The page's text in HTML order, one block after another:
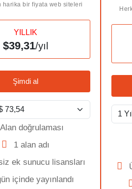
harika bir fiyata web siteleri
YILLIK
$39,31/yıl
Şimdi al
Alan doğrulaması
1 alan adı
ek sunucu lisansları
içinde yayınlandı